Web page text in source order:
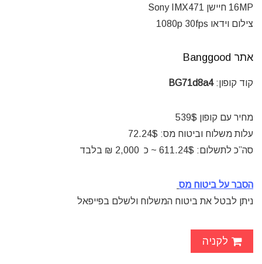
16MP חיישן Sony IMX471
צילום וידאו 1080p 30fps
אתר Banggood
קוד קופון:BG71d8a4
מחיר עם קופון 539$
עלות משלוח וביטוח מס: 72.24$
סה”כ לתשלום: 611.24$ ~
כ 2,000 ₪ בלבד
הסבר על ביטוח מס
ניתן לבטל את ביטוח המשלוח ולשלם בפייפאל
לקניה